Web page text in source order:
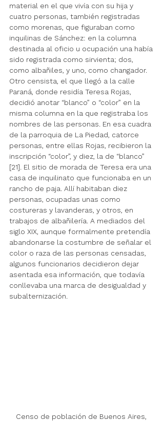
material en el que vivía con su hija y
cuatro personas, también registradas
como morenas, que figuraban como
inquilinas de Sánchez: en la columna
destinada al oficio u ocupación una había
sido registrada como sirvienta; dos,
como albañiles, y uno, como changador.
Otro censista, el que llegó a la calle
Paraná, donde residía Teresa Rojas,
decidió anotar “blanco” o “color” en la
misma columna en la que registraba los
nombres de las personas. En esa cuadra
de la parroquia de La Piedad, catorce
personas, entre ellas Rojas, recibieron la
inscripción “color”, y diez, la de “blanco”
[21]. El sitio de morada de Teresa era una
casa de inquilinato que funcionaba en un
rancho de paja. Allí habitaban diez
personas, ocupadas unas como
costureras y lavanderas, y otros, en
trabajos de albañilería. A mediados del
siglo XIX, aunque formalmente pretendía
abandonarse la costumbre de señalar el
color o raza de las personas censadas,
algunos funcionarios decidieron dejar
asentada esa información, que todavía
conllevaba una marca de desigualdad y
subalternización.
Censo de población de Buenos Aires,